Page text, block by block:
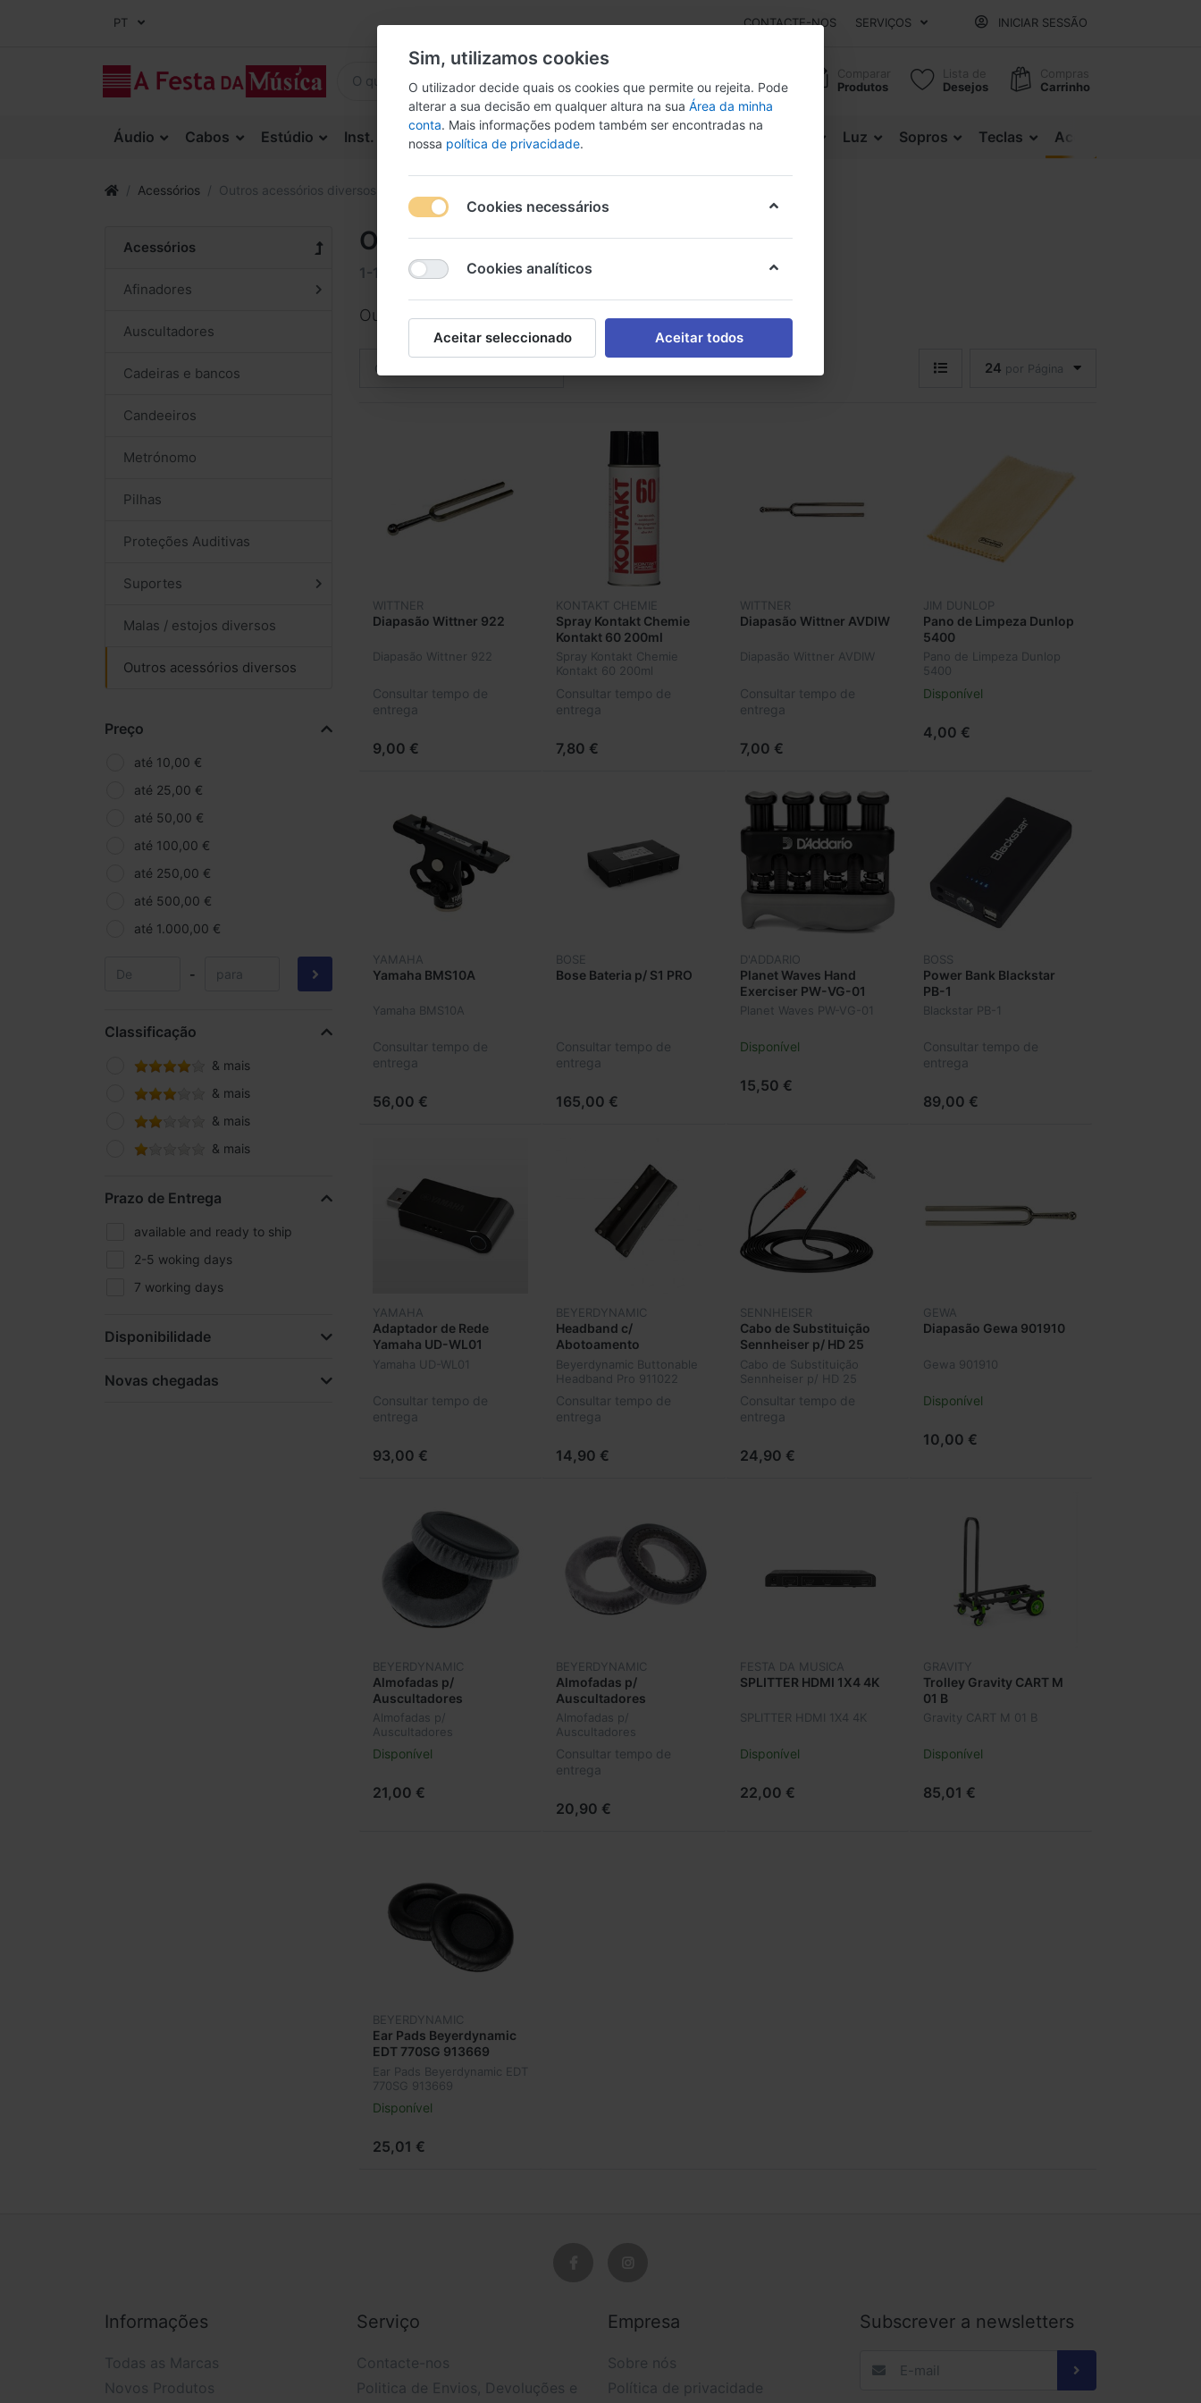
PT CONTACTE-NOS SERVIÇOS INICIAR SESSÃO
Comparar
Produtos
Lista de
Desejos
Compras
Carrinho
Áudio Cabos Estúdio Inst. Cordas Inst. Arco Percussão Luz Sopros Teclas Acessórios
Acessórios Outros acessórios diversos
Acessórios
Afinadores
Auscultadores
Cadeiras e bancos
Candeeiros
Metrónomo
Pilhas
Proteções Auditivas
Suportes
Malas / estojos diversos
Outros acessórios diversos
Preço
até 10,00 €
até 25,00 €
até 50,00 €
até 100,00 €
até 250,00 €
até 500,00 €
até 1.000,00 €
-
Classificação
& mais
& mais
& mais
& mais
Prazo de Entrega
available and ready to ship
2-5 woking days
7 working days
Disponibilidade
Novas chegadas
Outros acessórios diversos
1-17 de17
Outros acessórios diversos
Ordenar por 24 por Página
WITTNER
Diapasão Wittner 922
Diapasão Wittner 922
Consultar tempo de
entrega
9,00 €
KONTAKT CHEMIE
Spray Kontakt Chemie
Kontakt 60 200ml
Spray Kontakt Chemie
Kontakt 60 200ml
Consultar tempo de
entrega
7,80 €
WITTNER
Diapasão Wittner AVDIW
Diapasão Wittner AVDIW
Consultar tempo de
entrega
7,00 €
JIM DUNLOP
Pano de Limpeza Dunlop
5400
Pano de Limpeza Dunlop
5400
Disponível
4,00 €
YAMAHA
Yamaha BMS10A
Yamaha BMS10A
Consultar tempo de
entrega
56,00 €
BOSE
Bose Bateria p/ S1 PRO
Consultar tempo de
entrega
165,00 €
D'ADDARIO
Planet Waves Hand
Exerciser PW-VG-01
Planet Waves PW-VG-01
Disponível
15,50 €
BOSS
Power Bank Blackstar
PB-1
Blackstar PB-1
Consultar tempo de
entrega
89,00 €
YAMAHA
Adaptador de Rede
Yamaha UD-WL01
Yamaha UD-WL01
Consultar tempo de
entrega
93,00 €
BEYERDYNAMIC
Headband c/
Abotoamento
Beyerdynamic Pro
911022
Beyerdynamic Buttonable
Headband Pro 911022
Consultar tempo de
entrega
14,90 €
SENNHEISER
Cabo de Substituição
Sennheiser p/ HD 25
Cabo de Substituição
Sennheiser p/ HD 25
Consultar tempo de
entrega
24,90 €
GEWA
Diapasão Gewa 901910
Gewa 901910
Disponível
10,00 €
BEYERDYNAMIC
Almofadas p/
Auscultadores
Beyerdynamic EDT 770 V
1000886
Almofadas p/
Auscultadores
Beyerdynamic EDT 770 V
1000886
Disponível
21,00 €
BEYERDYNAMIC
Almofadas p/
Auscultadores
BeyerDynamic EDT 990 V
926679
Almofadas p/
Auscultadores
926679
Consultar tempo de
entrega
20,90 €
FESTA DA MUSICA
SPLITTER HDMI 1X4 4K
SPLITTER HDMI 1X4 4K
Disponível
22,00 €
GRAVITY
Trolley Gravity CART M
01 B
Gravity CART M 01 B
Disponível
85,01 €
BEYERDYNAMIC
Ear Pads Beyerdynamic
EDT 770SG 913669
Ear Pads Beyerdynamic EDT
770SG 913669
Disponível
25,01 €
Informações
Todas as Marcas
Novos Produtos
Serviço
Contacte-nos
Politica de Envios, Devoluções e
Empresa
Sobre nós
Política de privacidade
Subscrever a newsletters
Sim, utilizamos cookies
O utilizador decide quais os cookies que permite ou rejeita. Pode
alterar a sua decisão em qualquer altura na sua Área da minha
conta. Mais informações podem também ser encontradas na
nossa política de privacidade.
Cookies necessários
Cookies analíticos
Aceitar seleccionado Aceitar todos